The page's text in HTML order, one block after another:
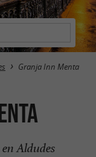
Granja Inn Menta
Aldudes